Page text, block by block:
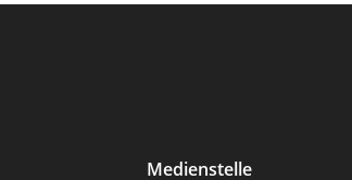
Medienstelle